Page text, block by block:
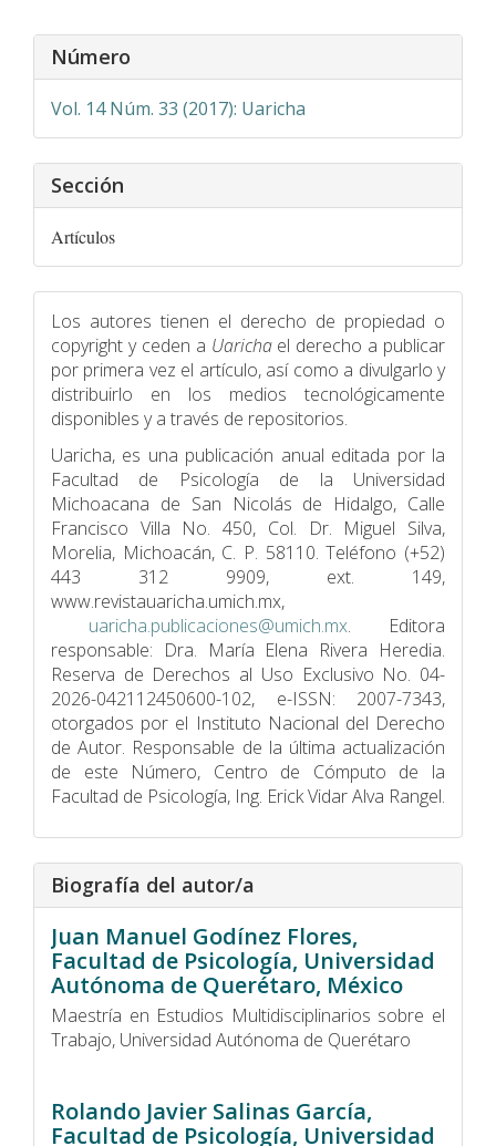
Detalles
del
Número
Vol. 14 Núm. 33 (2017): Uaricha
Sección
Artículos
Los autores tienen el derecho de propiedad o
copyright y ceden a Uaricha el derecho a publicar
por primera vez el artículo, así como a divulgarlo y
distribuirlo en los medios tecnológicamente
disponibles y a través de repositorios.
Uaricha, es una publicación anual editada por la
Facultad de Psicologí­a de la Universidad
Michoacana de San Nicolás de Hidalgo, Calle
Francisco Villa No. 450, Col. Dr. Miguel Silva,
Morelia, Michoacán, C. P. 58110. Teléfono (+52)
443 312 9909, ext. 149,
www.revistauaricha.umich.mx,
uaricha.publicaciones@umich.mx. Editora
responsable: Dra. María Elena Rivera Heredia.
Reserva de Derechos al Uso Exclusivo No. 04-
2026-042112450600-102, e-ISSN: 2007-7343,
otorgados por el Instituto Nacional del Derecho
de Autor. Responsable de la última actualización
de este Número, Centro de Cómputo de la
Facultad de Psicologí­a, Ing. Erick Vidar Alva Rangel.
Biografía del autor/a
Juan Manuel Godínez Flores,
Facultad de Psicología, Universidad
Autónoma de Querétaro, México
Maestría en Estudios Multidisciplinarios sobre el
Trabajo, Universidad Autónoma de Querétaro
Rolando Javier Salinas García,
Facultad de Psicología, Universidad